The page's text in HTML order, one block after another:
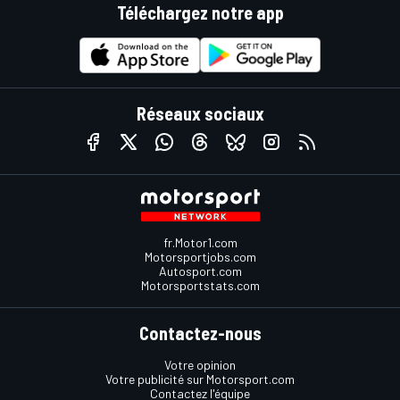
Téléchargez notre app
Réseaux sociaux
fr.Motor1.com
Motorsportjobs.com
Autosport.com
Motorsportstats.com
Contactez-nous
Votre opinion
Votre publicité sur Motorsport.com
Contactez l'équipe